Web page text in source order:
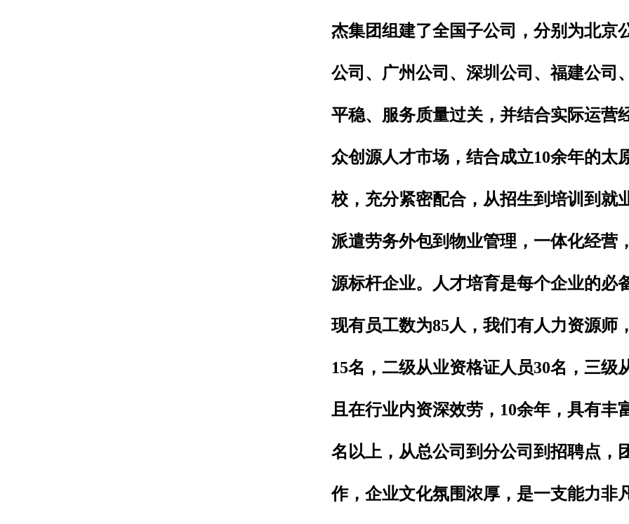
杰集团组建了全国子公司，分别为北京
公司、广州公司、深圳公司、福建公司
平稳、服务质量过关，并结合实际运营
众创源人才市场，结合成立10余年的太
校，充分紧密配合，从招生到培训到就
派遣劳务外包到物业管理，一体化经营
源标杆企业。人才培育是每个企业的必
现有员工数为85人，我们有人力资源师
15名，二级从业资格证人员30名，三级
且在行业内资深效劳，10余年，具有丰
名以上，从总公司到分公司到招聘点，
作，企业文化氛围浓厚，是一支能力非